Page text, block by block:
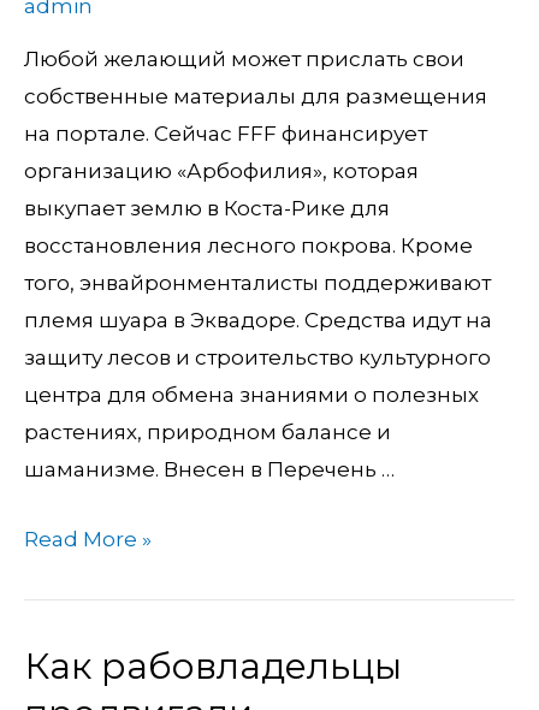
admin
Любой желающий может прислать свои
собственные материалы для размещения
на портале. Сейчас FFF финансирует
организацию «Арбофилия», которая
выкупает землю в Коста-Рике для
восстановления лесного покрова. Кроме
того, энвайронменталисты поддерживают
племя шуара в Эквадоре. Средства идут на
защиту лесов и строительство культурного
центра для обмена знаниями о полезных
растениях, природном балансе и
шаманизме. Внесен в Перечень …
в
новом
клипе
видео
Read More »
Как рабовладельцы
Как